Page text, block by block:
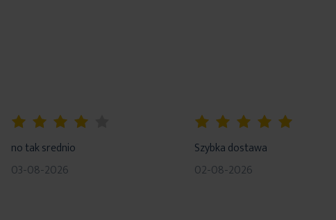
no tak srednio
03-08-2026
Szybka dostawa
02-08-2026